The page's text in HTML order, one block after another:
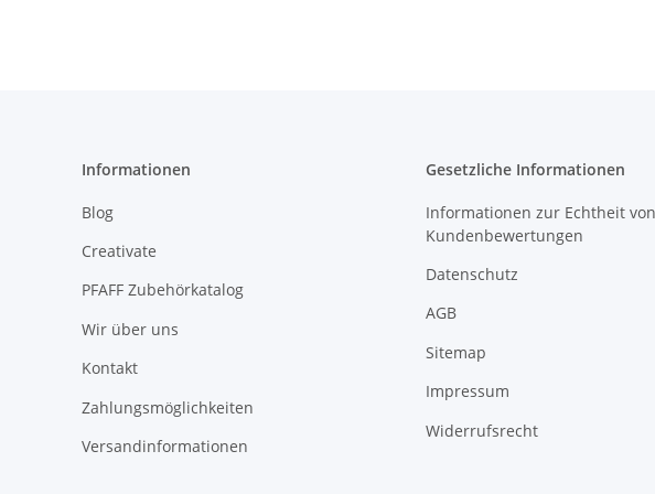
Informationen
Blog
Creativate
PFAFF Zubehörkatalog
Wir über uns
Kontakt
Zahlungsmöglichkeiten
Versandinformationen
Gesetzliche Informationen
Informationen zur Echtheit von
Kundenbewertungen
Datenschutz
AGB
Sitemap
Impressum
Widerrufsrecht